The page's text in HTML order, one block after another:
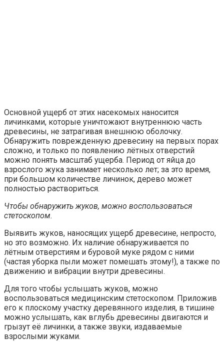
Основной ущерб от этих насекомых наносится
личинками, которые уничтожают внутреннюю часть
древесины, не затрагивая внешнюю оболочку.
Обнаружить поврежденную древесину на первых порах
сложно, и только по появлению лётных отверстий
можно понять масштаб ущерба. Период от яйца до
взрослого жука занимает несколько лет; за это время,
при большом количестве личинок, дерево может
полностью раствориться.
Чтобы обнаружить жуков, можно воспользоваться
стетоскопом.
Выявить жуков, наносящих ущерб древесине, непросто,
но это возможно. Их наличие обнаруживается по
лётным отверстиям и буровой муке рядом с ними
(частая уборка пыли может помешать этому!), а также по
движению и вибрации внутри древесины.
Для того чтобы услышать жуков, можно
воспользоваться медицинским стетоскопом. Приложив
его к плоскому участку деревянного изделия, в тишине
можно услышать, как вглубь древесины двигаются и
грызут её личинки, а также звуки, издаваемые
взрослыми жуками.